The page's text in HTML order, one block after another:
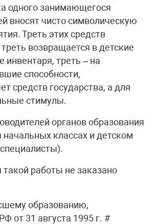
одного занимающегося
вносят чисто символическую
Треть этих средств
возвращается в детские
инвентаря, треть – на
способности,
средств государства, а для
стимулы.
органов образования
начальных классах и детском
работы не заказано
образованию,
от 31 августа 1995 г. #